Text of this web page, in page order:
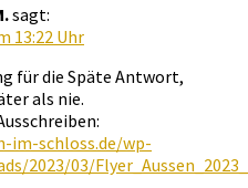
sagt:
13:22 Uhr
für die Späte Antwort,
als nie.
im-schloss.de/wp-
2023/03/